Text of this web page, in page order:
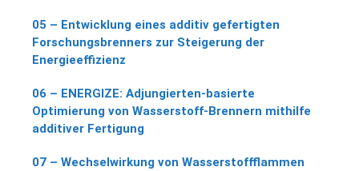
05 – Entwicklung eines additiv gefertigten
Forschungsbrenners zur Steigerung der
Energieeffizienz
06 – ENERGIZE: Adjungierten-basierte
Optimierung von Wasserstoff-Brennern mithilfe
additiver Fertigung
07 – Wechselwirkung von Wasserstoffflammen